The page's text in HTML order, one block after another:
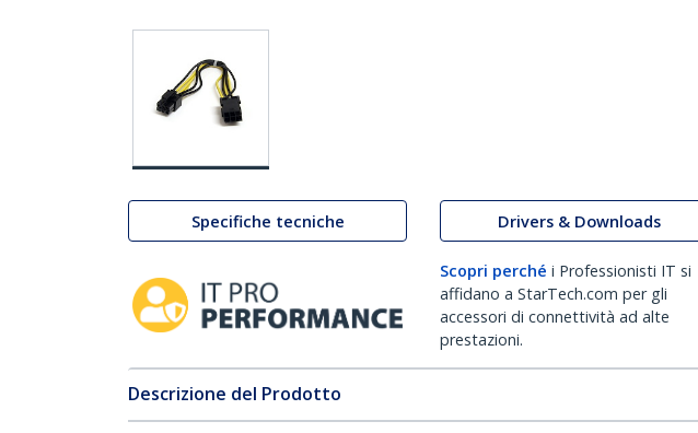
Specifiche tecniche Drivers & Downloads
Scopri perché i Professionisti IT si
affidano a StarTech.com per gli
accessori di connettività ad alte
prestazioni.
Descrizione del Prodotto